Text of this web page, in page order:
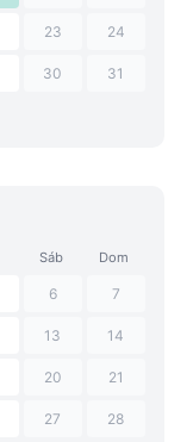
23 24
30 31
Sáb Dom
6 7
13 14
20 21
27 28